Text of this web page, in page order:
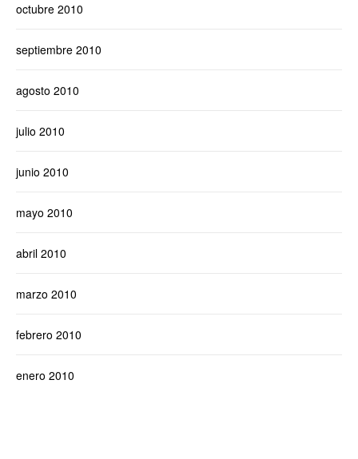
octubre 2010
septiembre 2010
agosto 2010
julio 2010
junio 2010
mayo 2010
abril 2010
marzo 2010
febrero 2010
enero 2010